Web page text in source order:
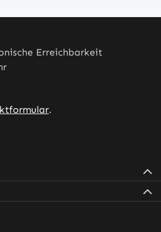
Erreichbarkeit
.
– öffnet in neuem Tab